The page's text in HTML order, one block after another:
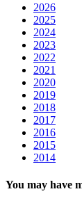
2026
2025
2024
2023
2022
2021
2020
2019
2018
2017
2016
2015
2014
You may have